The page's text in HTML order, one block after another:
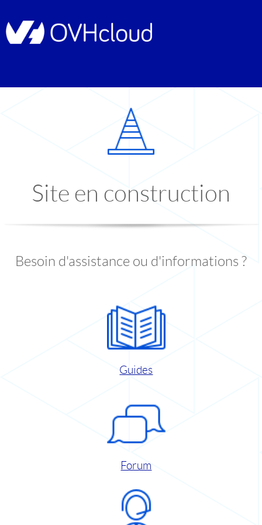
Site en construction
Besoin d'assistance ou d'informations ?
Guides
Forum